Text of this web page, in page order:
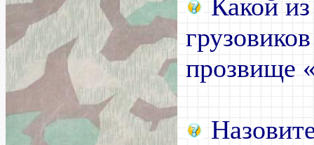
Какой
прозвище